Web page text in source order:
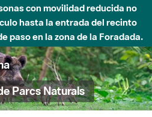
con movilidad reducida no
hasta la entrada del recinto
paso en la zona de la Foradada.
Parcs Naturals